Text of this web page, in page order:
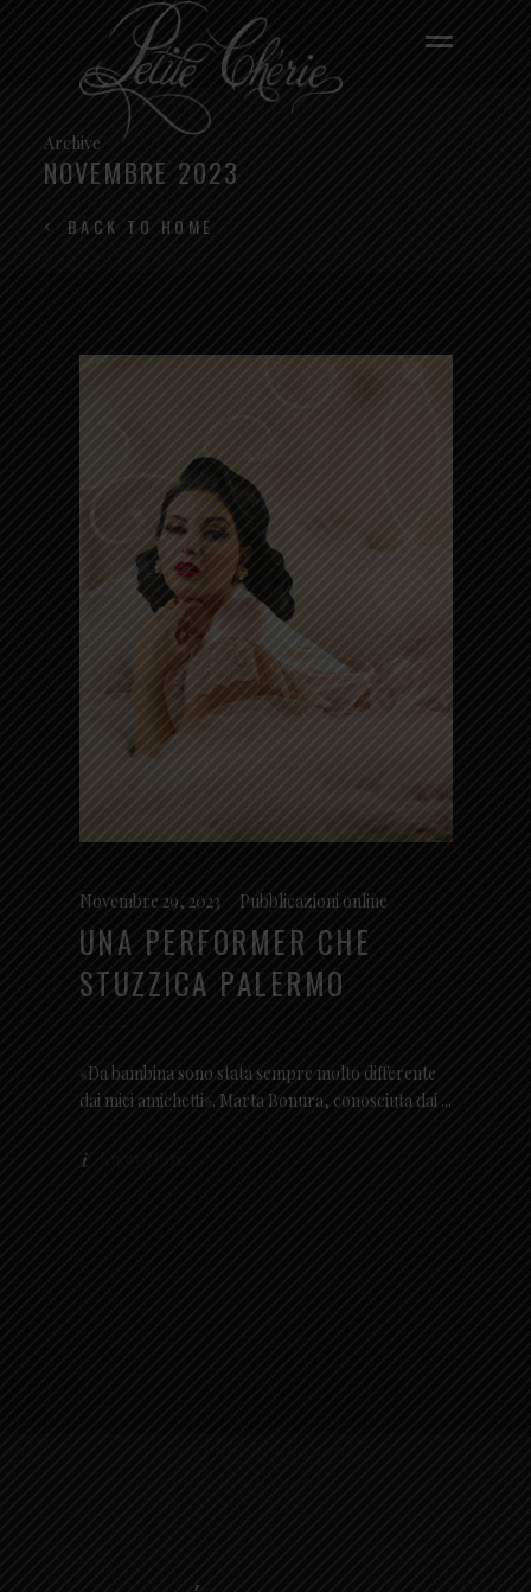
Archive
NOVEMBRE 2023
BACK TO HOME
Novembre 29, 2023 Pubblicazioni online
UNA PERFORMER CHE
STUZZICA PALERMO
«Da bambina sono stata sempre molto differente
dai miei amichetti». Marta Bonura, conosciuta dai